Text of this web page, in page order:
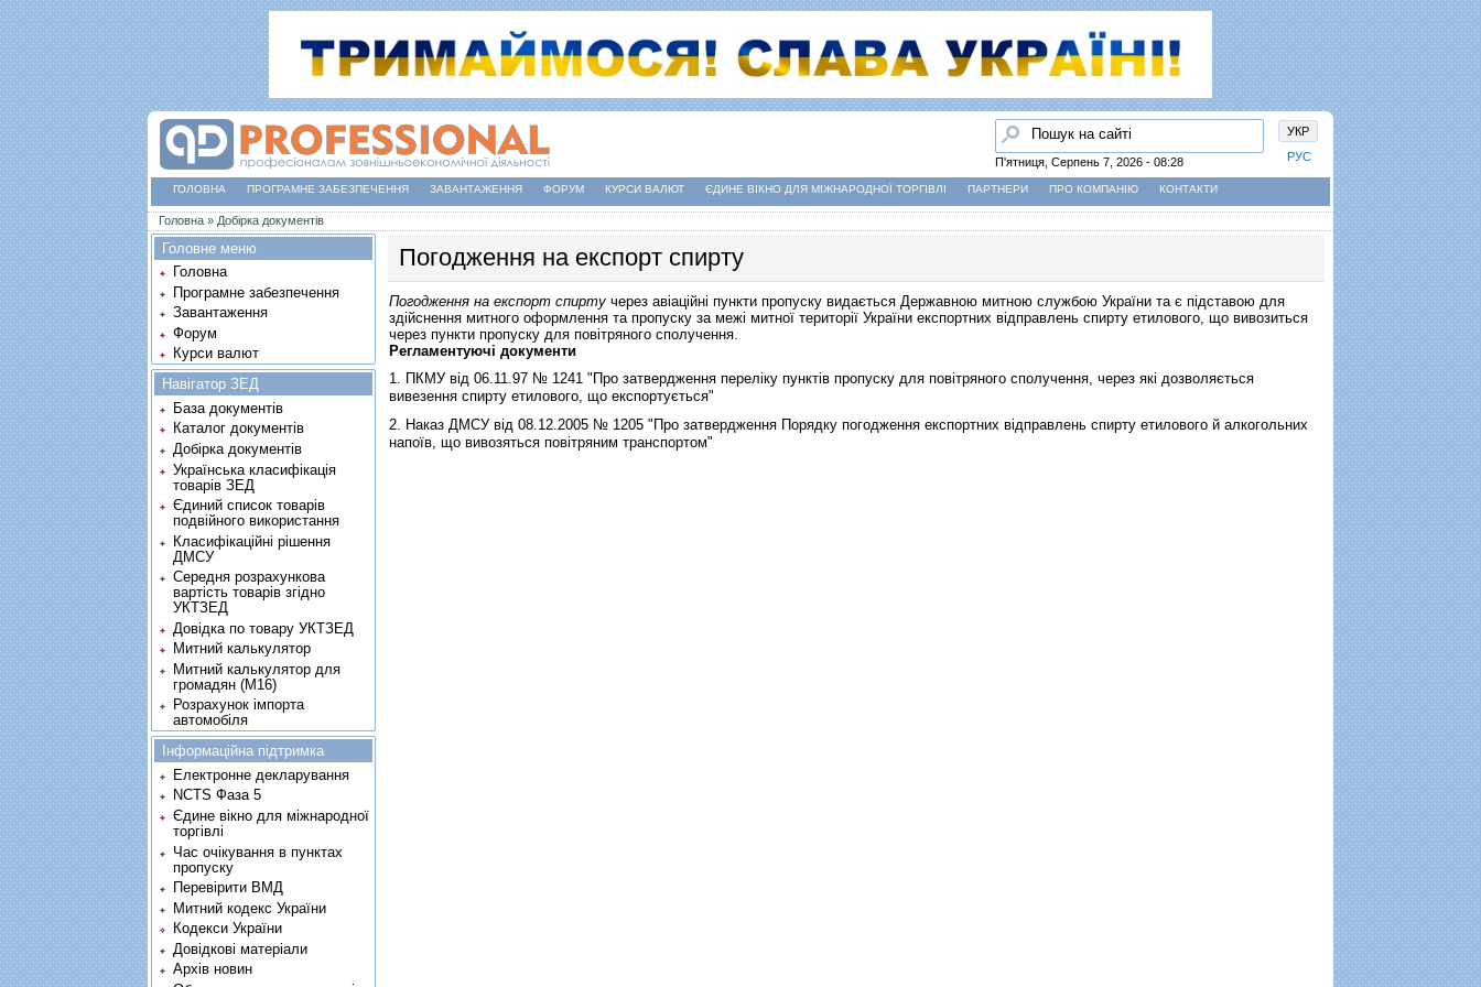
УКР
РУС
Пошук
П'ятниця, Серпень 7, 2026 - 08:28
ГОЛОВНА ПРОГРАМНЕ ЗАБЕЗПЕЧЕННЯ ЗАВАНТАЖЕННЯ ФОРУМ КУРСИ ВАЛЮТ ЄДИНЕ ВІКНО ДЛЯ МІЖНАРОДНОЇ ТОРГІВЛІ ПАРТНЕРИ ПРО КОМПАНІЮ КОНТАКТИ
Ви є тут
Головна » Добірка документів
Погодження на експорт спирту
Погодження на експорт спирту через авiацiйнi пункти пропуску видається Державною митною службою України та є підставою для
здійснення митного оформлення та пропуску за межi митної території України експортних відправлень спирту етилового, що вивозиться
через пункти пропуску для повітряного сполучення.
Регламентуючі документи
1. ПКМУ від 06.11.97 № 1241 "Про затвердження переліку пунктів пропуску для повітряного сполучення, через які дозволяється
вивезення спирту етилового, що експортується"
2. Наказ ДМСУ від 08.12.2005 № 1205 "Про затвердження Порядку погодження експортних вiдправлень спирту етилового й алкогольних
напоїв, що вивозяться повiтряним транспортом"
Головне меню
Головна
Програмне забезпечення
Завантаження
Форум
Курси валют
Навігатор ЗЕД
База документів
Каталог документів
Добірка документів
Українська класифікація
товарів ЗЕД
Єдиний список товарів
подвійного використання
Класифікаційні рішення
ДМСУ
Середня розрахункова
вартість товарів згідно
УКТЗЕД
Довідка по товару УКТЗЕД
Митний калькулятор
Митний калькулятор для
громадян (М16)
Розрахунок імпорта
автомобіля
Інформаційна підтримка
Електронне декларування
NCTS Фаза 5
Єдине вікно для міжнародної
торгівлі
Час очікування в пунктах
пропуску
Перевірити ВМД
Митний кодекс України
Кодекси України
Довідкові матеріали
Архів новин